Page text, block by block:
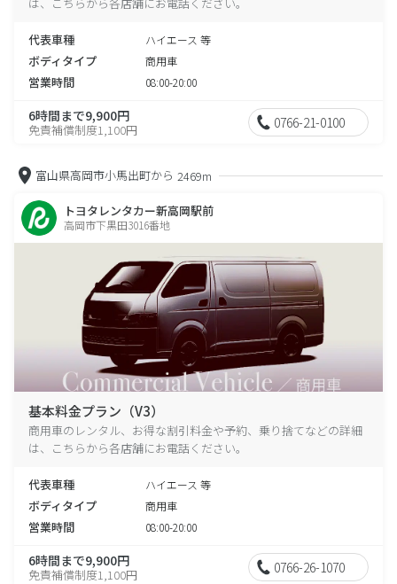
代表車種 ハイエース 等
ボディタイプ 商用車
営業時間 08:00-20:00
6時間まで9,900円
免責補償制度1,100円 0766-21-0100
富山県高岡市小馬出町から 2469m
トヨタレンタカー新高岡駅前
高岡市下黒田3016番地
基本料金プラン（V3）
商用車のレンタル、お得な割引料金や予約、乗り捨てなどの詳細
は、こちらから各店舗にお電話ください。
代表車種 ハイエース 等
ボディタイプ 商用車
営業時間 08:00-20:00
6時間まで9,900円
免責補償制度1,100円 0766-26-1070